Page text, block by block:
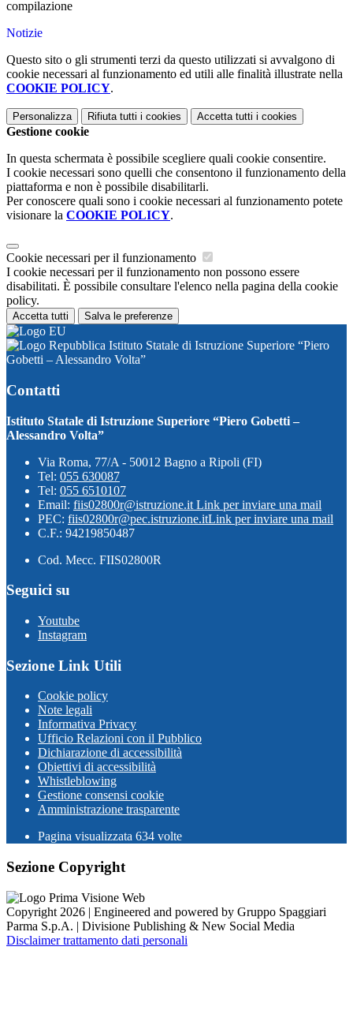
compilazione
Notizie
Questo sito o gli strumenti terzi da questo utilizzati si avvalgono di
cookie necessari al funzionamento ed utili alle finalità illustrate nella
COOKIE POLICY.
Personalizza Rifiuta tutti i cookies Accetta tutti i cookies
Gestione cookie
In questa schermata è possibile scegliere quali cookie consentire.
I cookie necessari sono quelli che consentono il funzionamento della
piattaforma e non è possibile disabilitarli.
Per conoscere quali sono i cookie necessari al funzionamento potete
visionare la COOKIE POLICY.
Cookie necessari per il funzionamento
I cookie necessari per il funzionamento non possono essere
disabilitati. È possibile consultare l'elenco nella pagina della cookie
policy.
Accetta tutti Salva le preferenze
Istituto Statale di Istruzione Superiore “Piero
Gobetti – Alessandro Volta”
Contatti
Istituto Statale di Istruzione Superiore “Piero Gobetti –
Alessandro Volta”
Via Roma, 77/A - 50012 Bagno a Ripoli (FI)
Tel: 055 630087
Tel: 055 6510107
Email: fiis02800r@istruzione.it Link per inviare una mail
PEC: fiis02800r@pec.istruzione.itLink per inviare una mail
C.F.: 94219850487
Cod. Mecc. FIIS02800R
Seguici su
Youtube
Instagram
Sezione Link Utili
Cookie policy
Note legali
Informativa Privacy
Ufficio Relazioni con il Pubblico
Dichiarazione di accessibilità
Obiettivi di accessibilità
Whistleblowing
Gestione consensi cookie
Amministrazione trasparente
Pagina visualizzata 634 volte
Sezione Copyright
Copyright 2026 | Engineered and powered by Gruppo Spaggiari
Parma S.p.A. | Divisione Publishing & New Social Media
Disclaimer trattamento dati personali